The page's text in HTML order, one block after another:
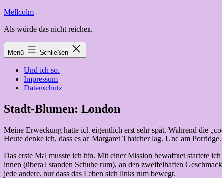
Zum
springen
Mellcolm
Als würde das nicht reichen.
Menü Schließen
Und ich so.
Impressum
Datenschutz
Stadt-Blumen: London
Meine Erweckung hatte ich eigentlich erst sehr spät. Während die
Heute denke ich, dass es an Margaret Thatcher lag. Und am
Das erste Mal musste ich hin. Mit einer Mission bewaffnet startete
innen (überall standen Schuhe rum), an den zweifelhaften
jede andere, nur dass das Leben sich links rum bewegt.